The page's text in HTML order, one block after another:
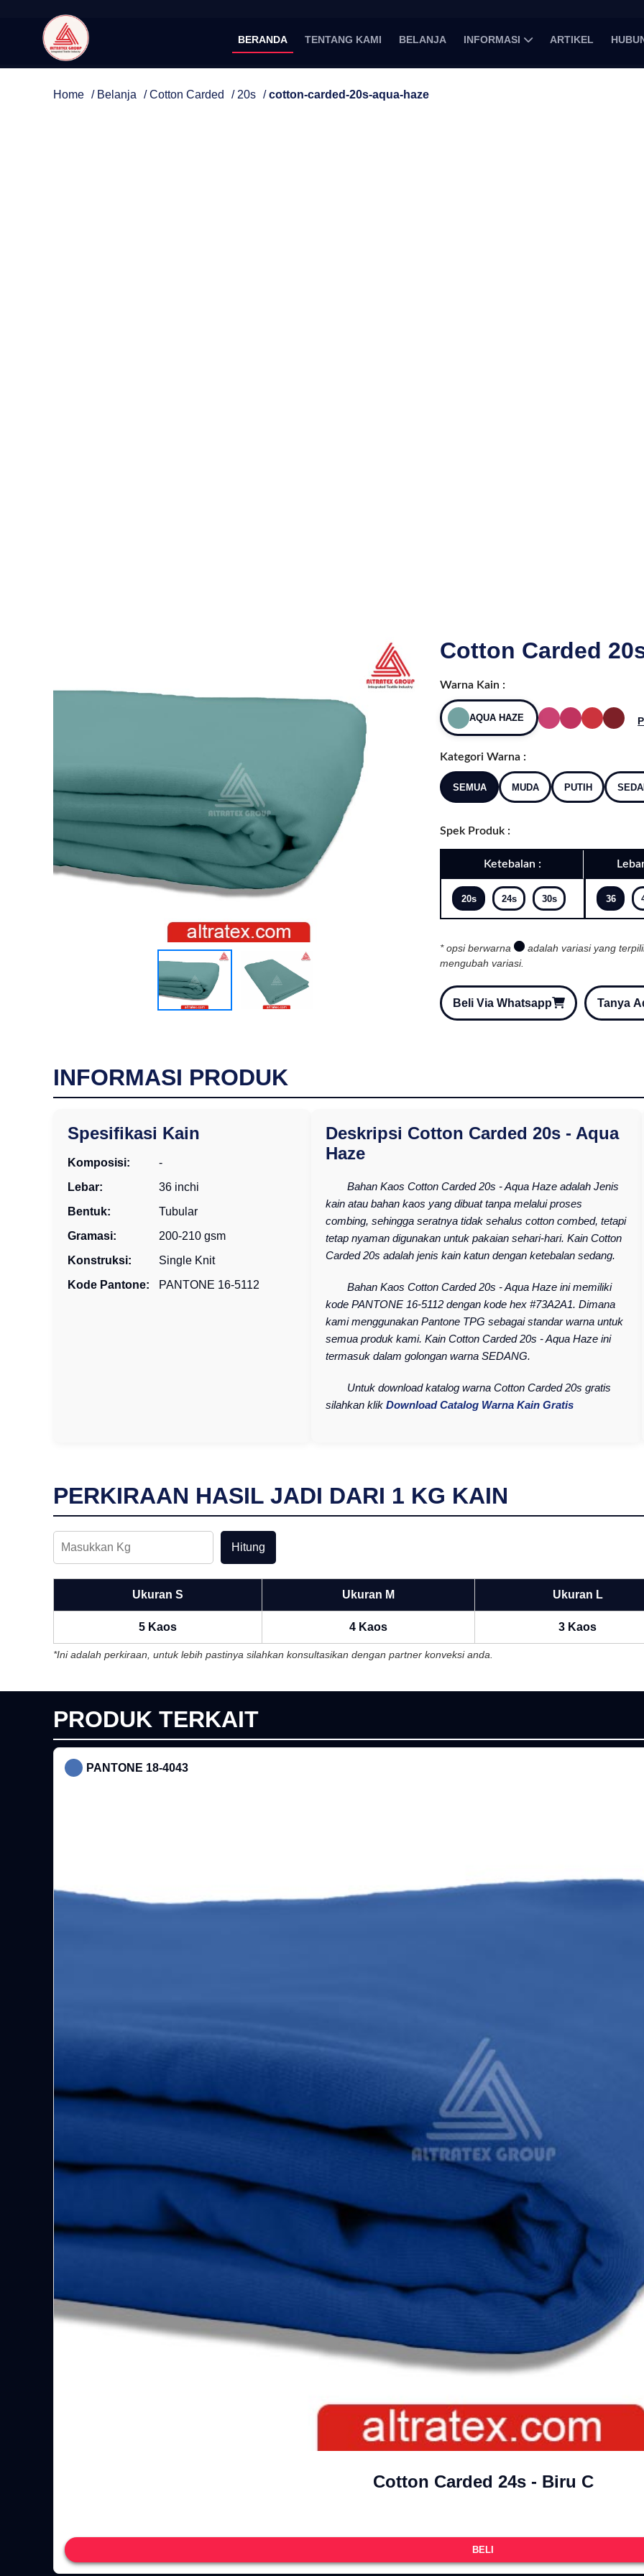
BERANDA TENTANG KAMI BELANJA INFORMASI ARTIKEL
Home / Belanja /Cotton Carded / 20s /cotton-carded-20s-aqua-haze
Cotton Carded
Warna Kain :
AQUA HAZE
Kategori Warna :
SEMUA MUDA PUTIH
Spek Produk :
Ketebalan :
20s 24s 30s 36
* opsi berwarna
adalah variasi yang
mengubah variasi.
Beli Via Whatsapp Tanya
INFORMASI PRODUK
Spesifikasi Kain
Komposisi:
-
Lebar:
36 inchi
Bentuk:
Tubular
Gramasi:
200-210 gsm
Konstruksi:
Single Knit
Kode Pantone:
PANTONE 16-5112
Deskripsi Cotton Carded 20s - Aqua
Haze
Bahan Kaos Cotton Carded 20s - Aqua Haze adalah Jenis
kain atau bahan kaos yang dibuat tanpa melalui proses
combing, sehingga seratnya tidak sehalus cotton combed, tetapi
tetap nyaman digunakan untuk pakaian sehari-hari. Kain Cotton
Carded 20s adalah jenis kain katun dengan ketebalan sedang.
Bahan Kaos Cotton Carded 20s - Aqua Haze ini memiliki
kode PANTONE 16-5112 dengan kode hex #73A2A1. Dimana
kami menggunakan Pantone TPG sebagai standar warna untuk
semua produk kami. Kain Cotton Carded 20s - Aqua Haze ini
termasuk dalam golongan warna SEDANG.
Untuk download katalog warna Cotton Carded 20s gratis
silahkan klik Download Catalog Warna Kain Gratis
PERKIRAAN HASIL JADI DARI 1 KG KAIN
Hitung
Ukuran S Ukuran M Ukuran L
5 Kaos 4 Kaos 3 Kaos
*Ini adalah perkiraan, untuk lebih pastinya silahkan konsultasikan dengan partner konveksi anda.
PRODUK TERKAIT
PANTONE 18-4043
Cotton Carded 24s - Biru C
BELI